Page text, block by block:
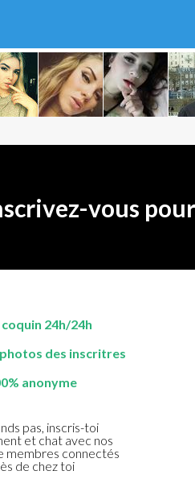
vous
24h/24h
des inscritres
anonyme
pas, inscris-toi
et chat avec nos
membres connectés
de chez toi